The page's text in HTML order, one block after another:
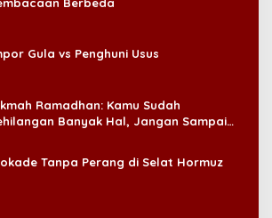
Gula vs Penghuni Usus
Ramadhan: Kamu Sudah
Banyak Hal, Jangan Sampai
Tanpa Perang di Selat Hormuz